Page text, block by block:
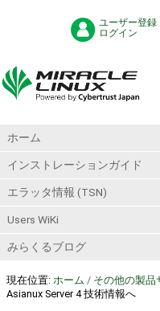
ユーザー登録
ログイン
ホーム
インストレーションガイド
エラッタ情報 (TSN)
Users WiKi
みらくるブログ
現在位置: ホーム / その他の製品
Asianux Server 4 技術情報へ